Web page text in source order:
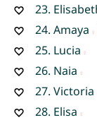
23.
24. Amaya
25. Lucia
26. Naia
27. Victoria
28. Elisa